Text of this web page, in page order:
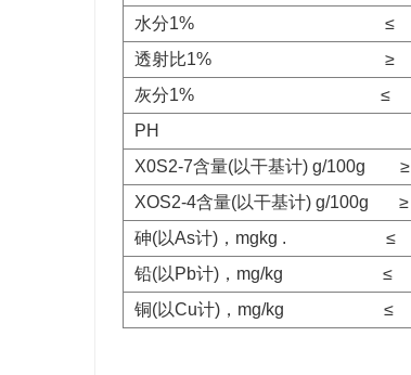
水分1% ≤
透射比1% ≥
灰分1% ≤
PH
X0S2-7含量(以干基计) g/100g ≥
XOS2-4含量(以干基计) g/100g ≥
砷(以As计)，mgkg . ≤
铅(以Pb计)，mg/kg ≤
铜(以Cu计)，mg/kg ≤